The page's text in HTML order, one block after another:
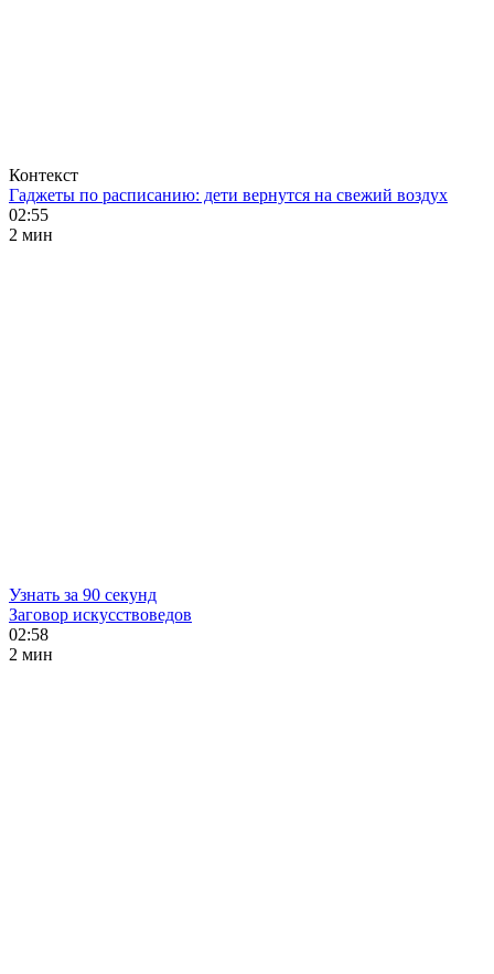
Контекст
Гаджеты по расписанию: дети вернутся на свежий воздух
02:55
2 мин
Узнать за 90 секунд
Заговор искусствоведов
02:58
2 мин